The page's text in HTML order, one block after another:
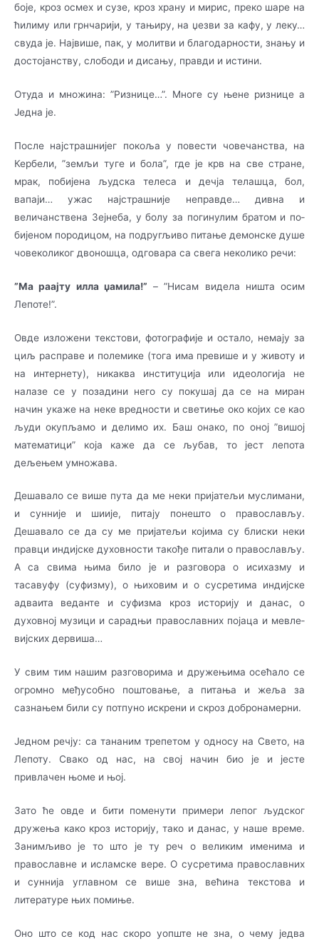
боје, кроз осмех и сузе, кроз хра­ну и мирис, преко шаре на
ћилиму или грнчарији, у тањиру, на џезви за кафу, у леку…
сву­да је. Највише, пак, у молитви и благодарности, знању и
достојанству, слободи и ди­са­њу, правди и истини.
Отуда и множина: ”Ризнице…”. Многе су њене ризнице а
Једна је.
После најстрашнијег покоља у повести човечанства, на
Кербели, ”земљи туге и бола”, где је крв на све стране,
мрак, побијена људска телеса и дечја телашца, бол,
вапаји… ужас на­јстра­шније неправде… дивна и
величанствена Зејнеба, у болу за погинулим братом и по­
би­је­ном породицом, на подругљиво питање демонске душе
човеколиког двоношца, одговара са свега неколико речи:
”Ма раајту илла џамила!” – ”Нисам видела ништа осим
Лепоте!”.
Овде изложени текстови, фотографије и остало, немају за
циљ расправе и полемике (тога има превише и у животу и
на интернету), никаква институција или идеологија не
налазе се у позадини него су покушај да се на миран
начин укаже на неке вредности и светиње око ко­јих се као
људи окупљамо и делимо их. Баш онако, по оној ”вишој
математици” која ка­же да се љубав, то јест лепота
дељењем умножава.
Дешавало се више пута да ме неки пријатељи муслимани,
и сунније и шиије, питају по­не­што о православљу.
Дешавало се да су ме пријатељи којима су блиски неки
правци инди­јске духовности такође питали о православљу.
А са свима њима било је и разговора о иси­хазму и
тасавуфу (суфизму), о њиховим и о сусретима индијске
адваита веданте и су­фи­зма кроз историју и данас, о
духовној музици и сарадњи православних појаца и ме­вле­
ви­јских дервиша…
У свим тим нашим разговорима и дружењима осећало се
огромно међусобно поштовање, а питања и жеља за
сазнањем били су потпуно искрени и скроз добронамерни.
Једном речју: са тананим трепетом у односу на Свето, на
Лепоту. Свако од нас, на свој начин био је и јесте
привлачен њоме и њој.
Зато ће овде и бити поменути примери лепог људског
дружења како кроз историју, тако и данас, у наше време.
Занимљиво је то што је ту реч о великим именима и
православне и исла­мске вере. О сусретима православних
и суннија углавном се више зна, већина те­ксто­ва и
литературе њих помиње.
Оно што се код нас скоро уопште не зна, о чему једва